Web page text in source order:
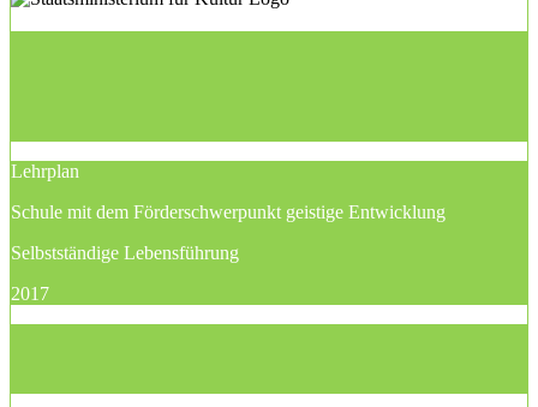
Lehrplan
Schule mit dem Förderschwerpunkt geistige Entwicklung
Selbstständige Lebensführung
2017